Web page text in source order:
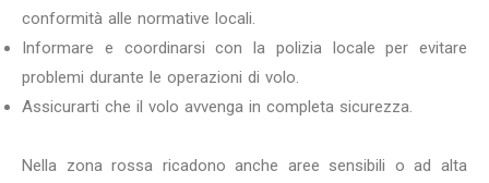
conformità alle normative locali.
Informare e coordinarsi con la polizia locale per evitare
problemi durante le operazioni di volo.
Assicurarti che il volo avvenga in completa sicurezza.
Nella zona rossa ricadono anche aree sensibili o ad alta